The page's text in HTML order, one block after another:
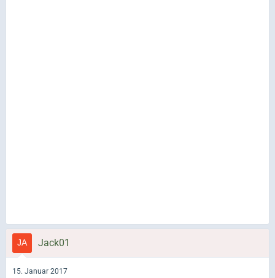
Jack01
15. Januar 2017